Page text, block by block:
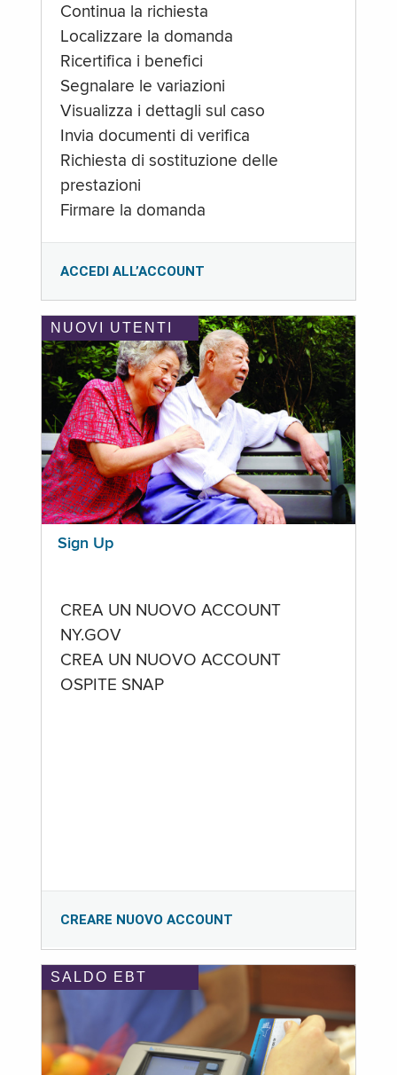
Continua la richiesta
Localizzare la domanda
Ricertifica i benefici
Segnalare le variazioni
Visualizza i dettagli sul caso
Invia documenti di verifica
Richiesta di sostituzione delle
prestazioni
Firmare la domanda
ACCEDI ALL’ACCOUNT
NUOVI UTENTI
Sign Up
CREA UN NUOVO ACCOUNT
NY.GOV
CREA UN NUOVO ACCOUNT
OSPITE SNAP
CREARE NUOVO ACCOUNT
SALDO EBT